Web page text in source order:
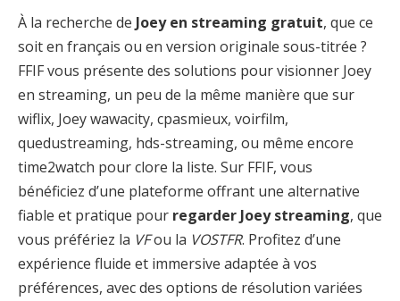
À la recherche de Joey en streaming gratuit, que ce
soit en français ou en version originale sous-titrée ?
FFIF vous présente des solutions pour visionner Joey
en streaming, un peu de la même manière que sur
wiflix, Joey wawacity, cpasmieux, voirfilm,
quedustreaming, hds-streaming, ou même encore
time2watch pour clore la liste. Sur FFIF, vous
bénéficiez d’une plateforme offrant une alternative
fiable et pratique pour regarder Joey streaming, que
vous préfériez la VFou la VOSTFR. Profitez d’une
expérience fluide et immersive adaptée à vos
préférences, avec des options de résolution variées